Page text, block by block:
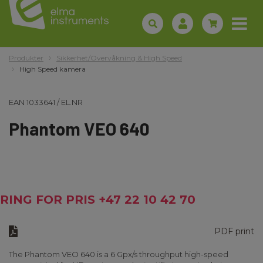
Produkter
Sikkerhet/Overvåkning & High Speed
High Speed kamera
EAN 1033641 /EL.NR
Phantom VEO 640
RING FOR PRIS +47 22 10 42 70
PDF print
The Phantom VEO 640 is a 6 Gpx/s throughput high-speed